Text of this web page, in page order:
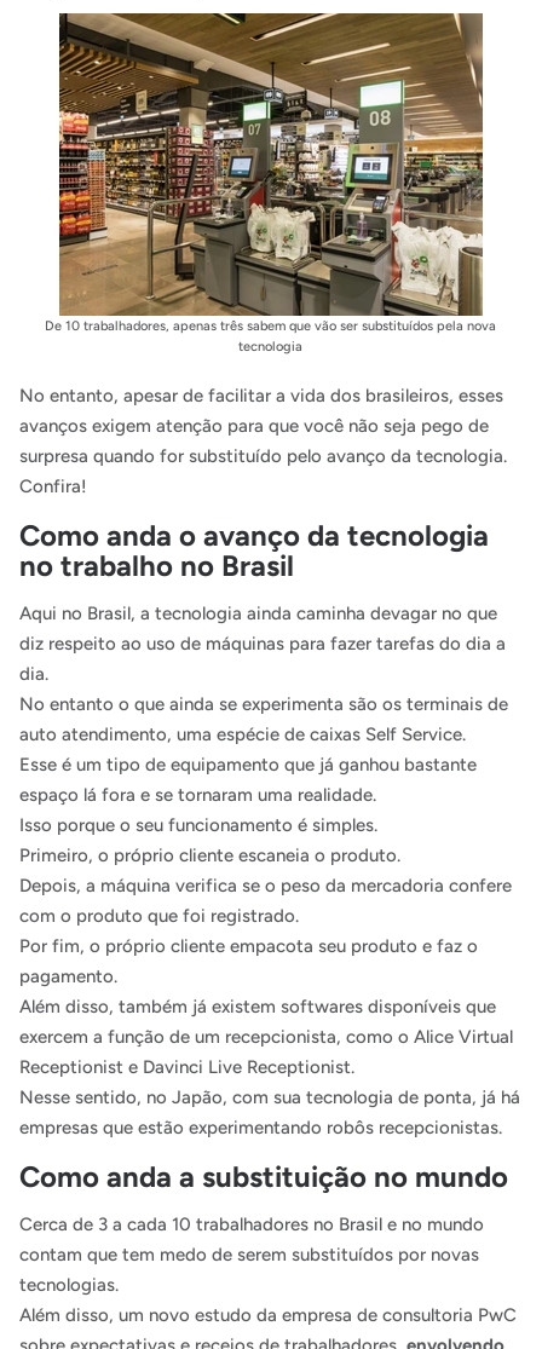
De 10 trabalhadores, apenas três sabem que vão ser substituídos pela nova
tecnologia
No entanto, apesar de facilitar a vida dos brasileiros, esses
avanços exigem atenção para que você não seja pego de
surpresa quando for substituído pelo avanço da tecnologia.
Confira!
Como anda o avanço da tecnologia
no trabalho no Brasil
Aqui no Brasil, a tecnologia ainda caminha devagar no que
diz respeito ao uso de máquinas para fazer tarefas do dia a
dia.
No entanto o que ainda se experimenta são os terminais de
auto atendimento, uma espécie de caixas Self Service.
Esse é um tipo de equipamento que já ganhou bastante
espaço lá fora e se tornaram uma realidade.
Isso porque o seu funcionamento é simples.
Primeiro, o próprio cliente escaneia o produto.
Depois, a máquina verifica se o peso da mercadoria confere
com o produto que foi registrado.
Por fim, o próprio cliente empacota seu produto e faz o
pagamento.
Além disso, também já existem softwares disponíveis que
exercem a função de um recepcionista, como o Alice Virtual
Receptionist e Davinci Live Receptionist.
Nesse sentido, no Japão, com sua tecnologia de ponta, já há
empresas que estão experimentando robôs recepcionistas.
Como anda a substituição no mundo
Cerca de 3 a cada 10 trabalhadores no Brasil e no mundo
contam que tem medo de serem substituídos por novas
tecnologias.
Além disso, um novo estudo da empresa de consultoria PwC